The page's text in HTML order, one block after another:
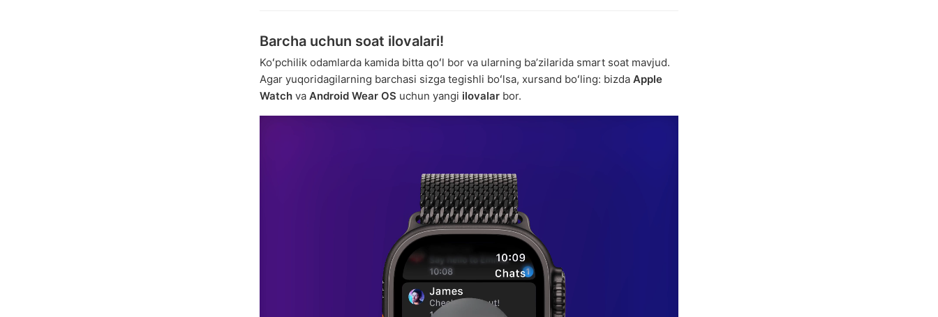
Barcha uchun soat ilovalari!
Koʻpchilik odamlarda kamida bitta qoʻl bor va ularning baʼzilarida smart soat mavjud.
Agar yuqoridagilarning barchasi sizga tegishli boʻlsa, xursand boʻling: bizda Apple
Watch va Android Wear OS uchun yangi ilovalar bor.